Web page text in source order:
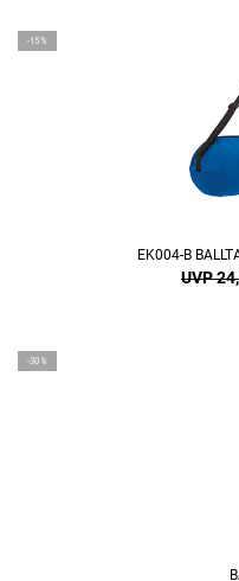
-15%
EK004-B
UVP
-30%